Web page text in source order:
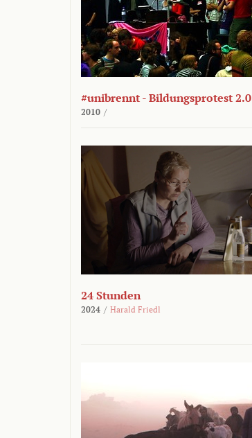
#unibrennt - Bildungsprotest 2.0
2010 /
24 Stunden
2024 / Harald Friedl